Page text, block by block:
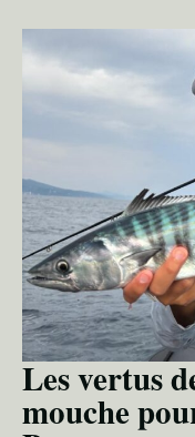
Les vertus
mouche